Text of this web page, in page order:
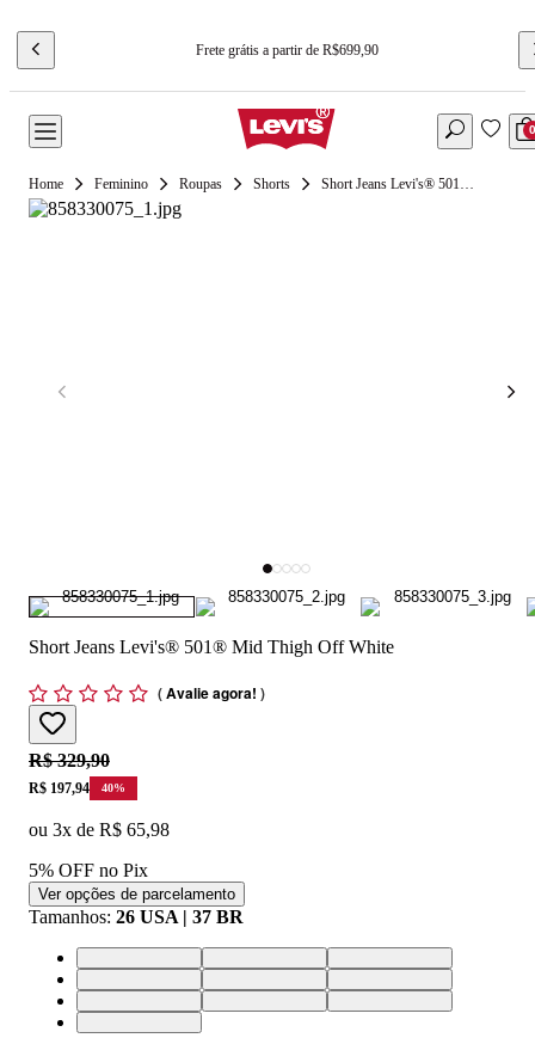
Frete grátis a partir de R$699,90
0
Feminino Roupas Shorts Short Jeans Levi's® 501® Mid Thigh Off White
Short Jeans Levi's® 501® Mid Thigh Off White
(Avalie agora! )
Original price:
R$ 329,90
Price:
R$ 197,94 40%
ou 3x de R$ 65,98
5% OFF no Pix
Ver opções de parcelamento
Tamanhos: 26 USA | 37 BR
25 USA | 36 BR26 USA | 37 BR27 USA | 38 BR
28 USA | 39 BR29 USA | 40 BR30 USA | 41 BR
31 USA | 42 BR32 USA | 43 BR33 USA | 44 BR
34 USA | 46 BR